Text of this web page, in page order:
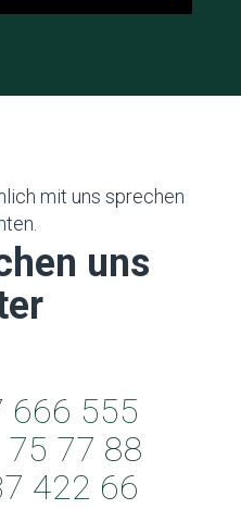
mit uns sprechen
uns
666 555
77 88
422 66